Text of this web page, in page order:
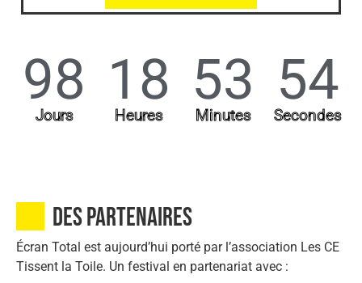
98
Jours
18
Heures
53
Minutes
53
Secondes
Des partenaires
Écran Total est aujourd’hui porté par l’association Les CE
Tissent la Toile. Un festival en partenariat avec :